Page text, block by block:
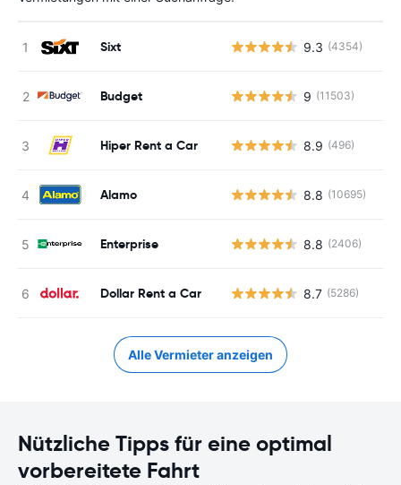
Sixt 9.3 (4354)
Budget 9 (11503)
Hiper Rent a Car 8.9 (496)
Alamo 8.8 (10695)
Enterprise 8.8 (2406)
Dollar Rent a Car 8.7 (5286)
Alle Vermieter anzeigen
Nützliche Tipps für eine optimal
vorbereitete Fahrt